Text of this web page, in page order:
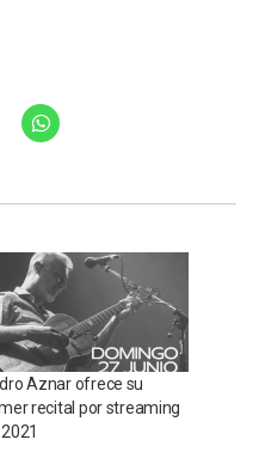
Aznar ofrece su
recital por streaming